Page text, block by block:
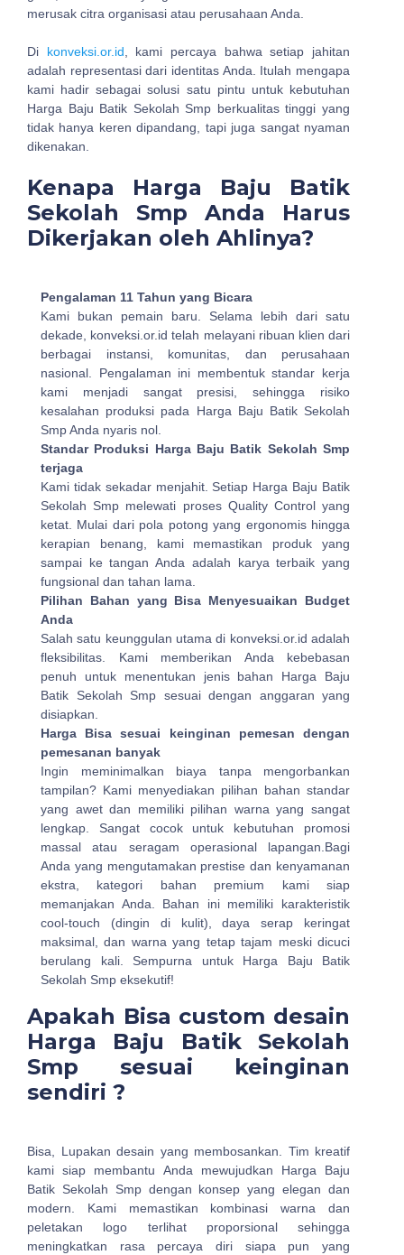
merusak citra organisasi atau perusahaan Anda.
Di konveksi.or.id, kami percaya bahwa setiap jahitan
adalah representasi dari identitas Anda. Itulah mengapa
kami hadir sebagai solusi satu pintu untuk kebutuhan
Harga Baju Batik Sekolah Smp berkualitas tinggi yang
tidak hanya keren dipandang, tapi juga sangat nyaman
dikenakan.
Kenapa Harga Baju Batik
Sekolah Smp Anda Harus
Dikerjakan oleh Ahlinya?
Pengalaman 11 Tahun yang Bicara
Kami bukan pemain baru. Selama lebih dari satu
dekade, konveksi.or.id telah melayani ribuan klien dari
berbagai instansi, komunitas, dan perusahaan
nasional. Pengalaman ini membentuk standar kerja
kami menjadi sangat presisi, sehingga risiko
kesalahan produksi pada Harga Baju Batik Sekolah
Smp Anda nyaris nol.
Standar Produksi Harga Baju Batik Sekolah Smp
terjaga
Kami tidak sekadar menjahit. Setiap Harga Baju Batik
Sekolah Smp melewati proses Quality Control yang
ketat. Mulai dari pola potong yang ergonomis hingga
kerapian benang, kami memastikan produk yang
sampai ke tangan Anda adalah karya terbaik yang
fungsional dan tahan lama.
Pilihan Bahan yang Bisa Menyesuaikan Budget
Anda
Salah satu keunggulan utama di konveksi.or.id adalah
fleksibilitas. Kami memberikan Anda kebebasan
penuh untuk menentukan jenis bahan Harga Baju
Batik Sekolah Smp sesuai dengan anggaran yang
disiapkan.
Harga Bisa sesuai keinginan pemesan dengan
pemesanan banyak
Ingin meminimalkan biaya tanpa mengorbankan
tampilan? Kami menyediakan pilihan bahan standar
yang awet dan memiliki pilihan warna yang sangat
lengkap. Sangat cocok untuk kebutuhan promosi
massal atau seragam operasional lapangan.Bagi
Anda yang mengutamakan prestise dan kenyamanan
ekstra, kategori bahan premium kami siap
memanjakan Anda. Bahan ini memiliki karakteristik
cool-touch (dingin di kulit), daya serap keringat
maksimal, dan warna yang tetap tajam meski dicuci
berulang kali. Sempurna untuk Harga Baju Batik
Sekolah Smp eksekutif!
Apakah Bisa custom desain
Harga Baju Batik Sekolah
Smp sesuai keinginan
sendiri ?
Bisa, Lupakan desain yang membosankan. Tim kreatif
kami siap membantu Anda mewujudkan Harga Baju
Batik Sekolah Smp dengan konsep yang elegan dan
modern. Kami memastikan kombinasi warna dan
peletakan logo terlihat proporsional sehingga
meningkatkan rasa percaya diri siapa pun yang